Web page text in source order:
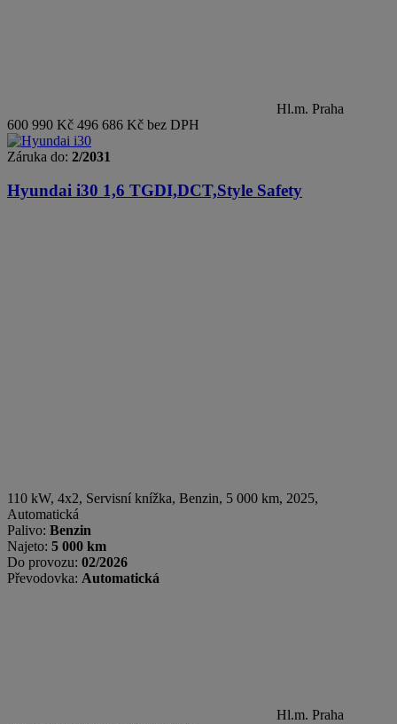
Hl.m. Praha
600 990 Kč 496 686 Kč bez DPH
Záruka do: 2/2031
Hyundai i30 1,6 TGDI,DCT,Style Safety
110 kW, 4x2, Servisní knížka, Benzin, 5 000 km, 2025,
Automatická
Palivo: Benzin
Najeto: 5 000 km
Do provozu: 02/2026
Převodovka: Automatická
Hl.m. Praha